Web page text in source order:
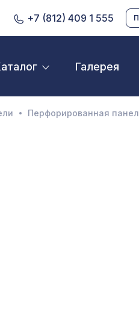
+7 (812) 409 1 555
Галерея
орнамент
панели
балки и брус
Перфорированная